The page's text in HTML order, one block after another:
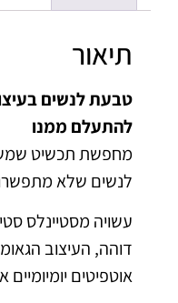
תיאור
טבעת לנשים
להתעלם ממנו
מחפשת תכשיט
לנשים שלא
עשויה מסטיינלס
דוהה, העיצוב
אוטפיטים יומיומיים